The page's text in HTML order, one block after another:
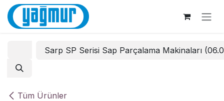
İçereği Atla
Tüm Ürünler
Sarp SP Serisi Sap Parçalama Makinaları